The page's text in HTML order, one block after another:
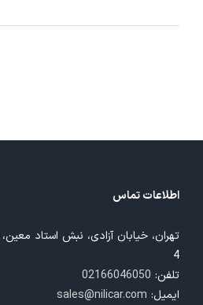
اطلاعات تماس
4
تلفن: 02166046050
ایمیل: sales@nilicar.com